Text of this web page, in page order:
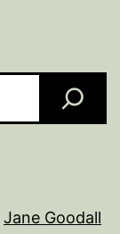
Jane Goodall